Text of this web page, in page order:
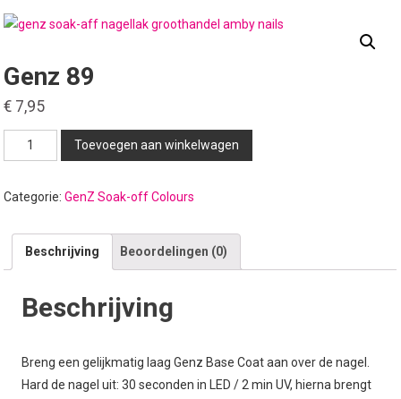
Genz 89
€ 7,95
Genz
89
Toevoegen aan winkelwagen
Categorie:GenZ Soak-off Colours
Beschrijving Beoordelingen (0)
Beschrijving
Breng een gelijkmatig laag Genz Base Coat aan over de nagel.
Hard de nagel uit: 30 seconden in LED / 2 min UV, hierna brengt